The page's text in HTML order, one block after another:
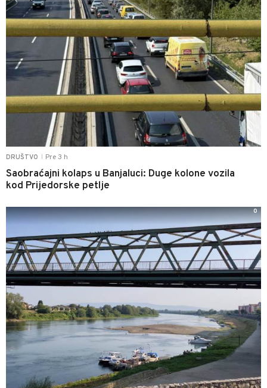
DRUŠTVO Pre 3 h
Saobraćajni kolaps u Banjaluci: Duge kolone vozila
kod Prijedorske petlje
0